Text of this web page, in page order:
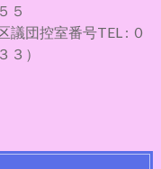
５
議団控室番号TEL : ０
３）